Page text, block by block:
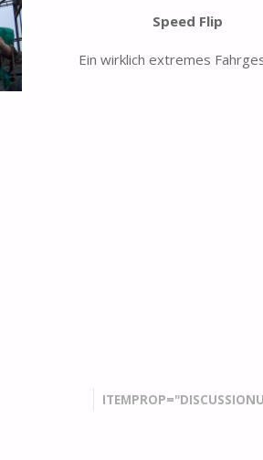
Speed Flip
Ein wirklich extremes